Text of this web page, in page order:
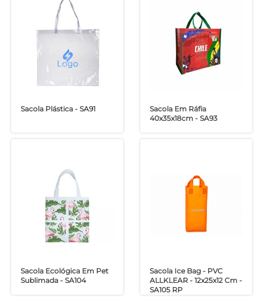
Sacola Plástica - SA91
Sacola Em Ráfia
40x35x18cm - SA93
Sacola Ecológica Em Pet
Sublimada - SA104
Sacola Ice Bag - PVC
ALLKLEAR - 12x25x12 Cm -
SA105 RP